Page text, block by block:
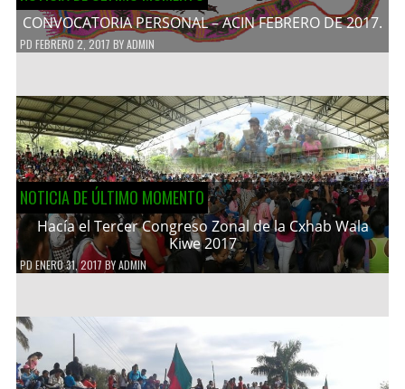
CONVOCATORIA PERSONAL – ACIN FEBRERO DE 2017.
PD FEBRERO 2, 2017 BYADMIN
NOTICIA DE ÚLTIMO MOMENTO
Hacía el Tercer Congreso Zonal de la Cxhab Wala
Kiwe 2017
PDENERO 31, 2017 BYADMIN